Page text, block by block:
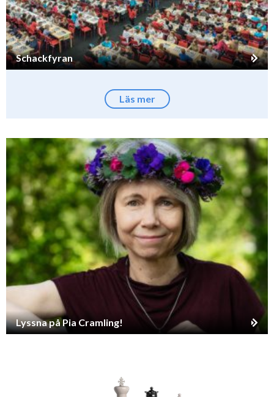
Schackfyran
Läs mer
Lyssna på Pia Cramling!